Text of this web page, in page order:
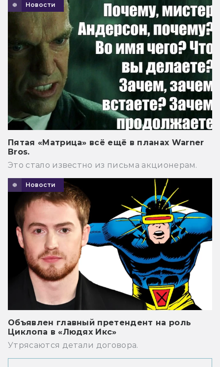
Новости
Пятая «Матрица» всё ещё в планах Warner
Bros.
Это стало известно из письма акционерам.
Новости
Объявлен главный претендент на роль
Циклопа в «Людях Икс»
Утрясаются детали договора.